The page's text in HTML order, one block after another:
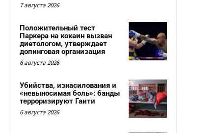
7 августа 2026
Положительный тест
Паркера на кокаин вызван
диетологом, утверждает
допинговая организация
6 августа 2026
Убийства, изнасилования и
«невыносимая боль»: банды
терроризируют Гаити
6 августа 2026